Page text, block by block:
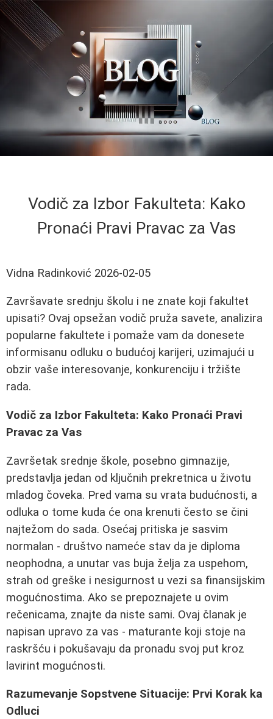
Vodič za Izbor Fakulteta: Kako
Pronaći Pravi Pravac za Vas
Vidna Radinković 2026-02-05
Završavate srednju školu i ne znate koji fakultet
upisati? Ovaj opsežan vodič pruža savete, analizira
popularne fakultete i pomaže vam da donesete
informisanu odluku o budućoj karijeri, uzimajući u
obzir vaše interesovanje, konkurenciju i tržište
rada.
Vodič za Izbor Fakulteta: Kako Pronaći Pravi
Pravac za Vas
Završetak srednje škole, posebno gimnazije,
predstavlja jedan od ključnih prekretnica u životu
mladog čoveka. Pred vama su vrata budućnosti, a
odluka o tome kuda će ona krenuti često se čini
najtežom do sada. Osećaj pritiska je sasvim
normalan - društvo nameće stav da je diploma
neophodna, a unutar vas buja želja za uspehom,
strah od greške i nesigurnost u vezi sa finansijskim
mogućnostima. Ako se prepoznajete u ovim
rečenicama, znajte da niste sami. Ovaj članak je
napisan upravo za vas - maturante koji stoje na
raskršću i pokušavaju da pronadu svoj put kroz
lavirint mogućnosti.
Razumevanje Sopstvene Situacije: Prvi Korak ka
Odluci